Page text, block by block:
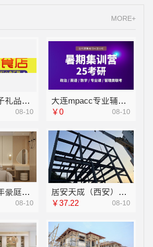
MORE+
选择欣果铺子礼品礼盒 厂家直供价格低
08-10
大连mpacc专业辅导机构谁家专业 社科赛斯会计专硕考研五位一体循环教学
￥0 08-10
苏州相城百年豪庭靠谱家装就近服务
08-10
居安天成（西安）建筑工程有限责任公司：西安雁塔区一站式家装设计刚需房
￥37.22 08-10